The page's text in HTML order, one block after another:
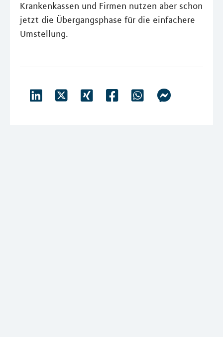
Krankenkassen und Firmen nutzen aber schon
jetzt die Übergangsphase für die einfachere
Umstellung.